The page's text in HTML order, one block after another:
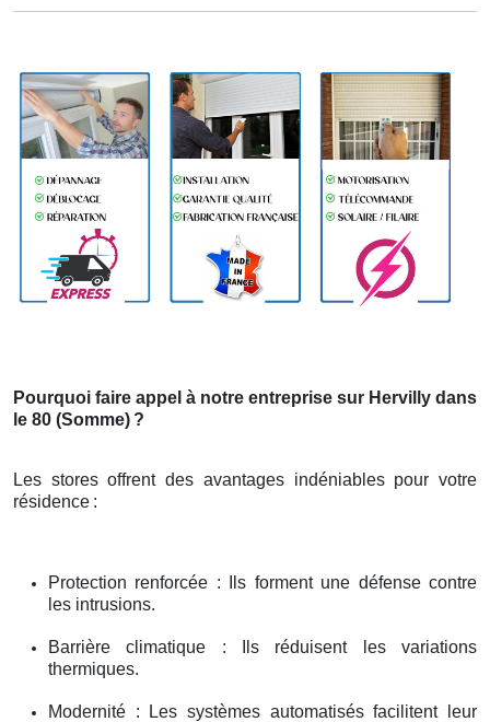
Pourquoi faire appel à notre entreprise sur Hervilly dans
le 80 (Somme) ?
Les stores offrent des avantages indéniables pour votre
résidence :
Protection renforcée : Ils forment une défense contre
les intrusions.
Barrière climatique : Ils réduisent les variations
thermiques.
Modernité : Les systèmes automatisés facilitent leur